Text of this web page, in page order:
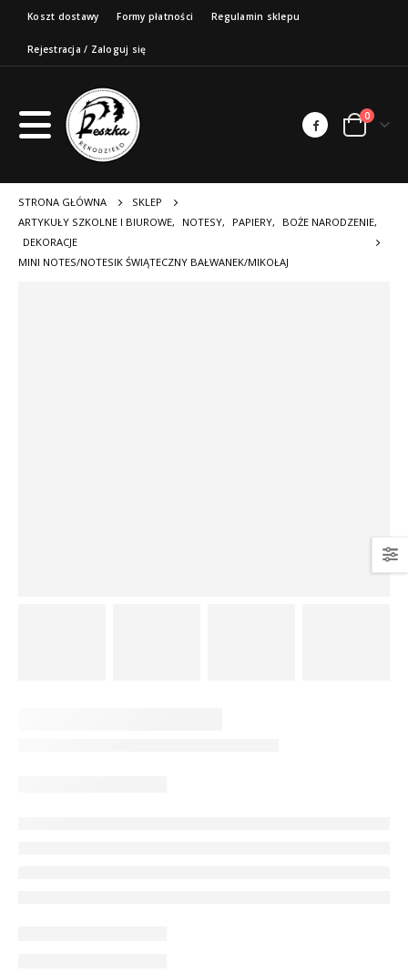
Koszt dostawy Formy płatności Regulamin sklepu
Rejestracja / Zaloguj się
0
STRONA GŁÓWNA
SKLEP
ARTYKUŁY SZKOLNE I BIUROWE, NOTESY, PAPIERY, BOŻE NARODZENIE,
DEKORACJE
MINI NOTES/NOTESIK ŚWIĄTECZNY BAŁWANEK/MIKOŁAJ